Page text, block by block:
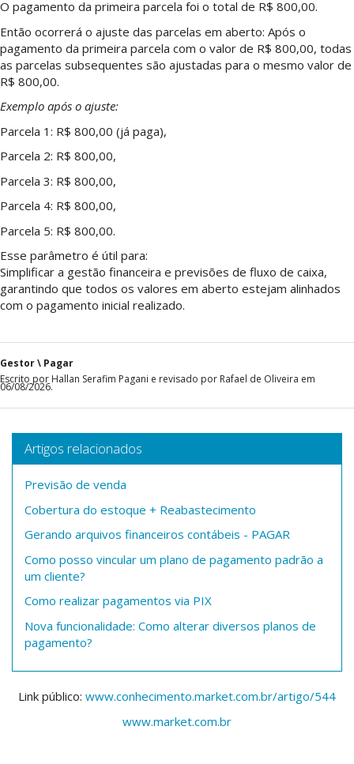
O pagamento da primeira parcela foi o total de R$ 800,00.
Então ocorrerá o ajuste das parcelas em aberto: Após o
pagamento da primeira parcela com o valor de R$ 800,00, todas
as parcelas subsequentes são ajustadas para o mesmo valor de
R$ 800,00.
Exemplo após o ajuste:
Parcela 1: R$ 800,00 (já paga),
Parcela 2: R$ 800,00,
Parcela 3: R$ 800,00,
Parcela 4: R$ 800,00,
Parcela 5: R$ 800,00.
Esse parâmetro é útil para:
Simplificar a gestão financeira e previsões de fluxo de caixa,
garantindo que todos os valores em aberto estejam alinhados
com o pagamento inicial realizado.
Gestor \ Pagar
Escrito por Hallan Serafim Pagani e revisado por Rafael de Oliveira em
06/08/2026.
Artigos relacionados
Previsão de venda
Cobertura do estoque + Reabastecimento
Gerando arquivos financeiros contábeis - PAGAR
Como posso vincular um plano de pagamento padrão a
um cliente?
Como realizar pagamentos via PIX
Nova funcionalidade: Como alterar diversos planos de
pagamento?
Link público: www.conhecimento.market.com.br/artigo/544
www.market.com.br